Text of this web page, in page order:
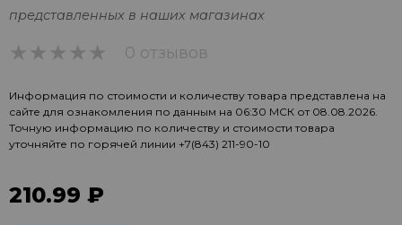
представленных в наших магазинах
0 отзывов
Информация по стоимости и количеству товара представлена на
сайте для ознакомления по данным на 06:30 МСК от 08.08.2026.
Точную информацию по количеству и стоимости товара
уточняйте по горячей линии +7(843) 211-90-10
210.99 ₽